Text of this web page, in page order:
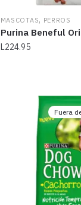
MASCOTAS, PERROS
Purina Beneful
L224.95
Fuera